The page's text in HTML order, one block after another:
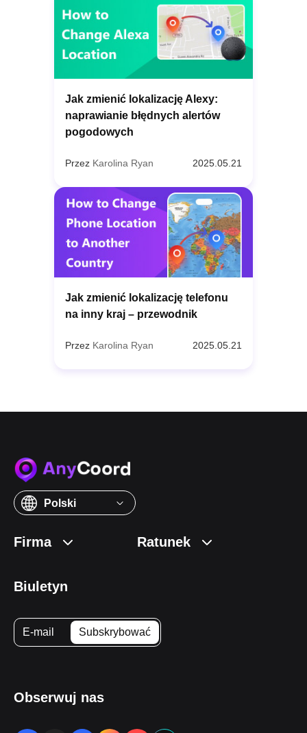
Jak zmienić lokalizację Alexy:
naprawianie błędnych alertów
pogodowych
Przez Karolina Ryan 2025.05.21
Jak zmienić lokalizację telefonu
na inny kraj – przewodnik
Przez Karolina Ryan 2025.05.21
Polski
Firma Ratunek
Biuletyn
Obserwuj nas